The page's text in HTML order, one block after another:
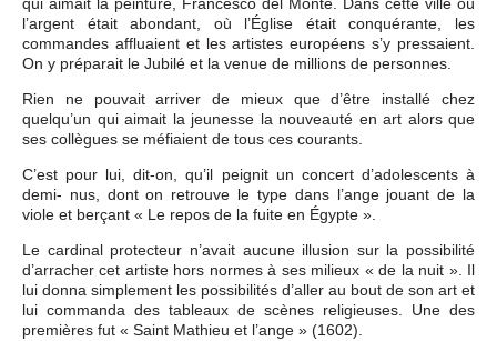
l’argent était abondant, où l’Église était conquérante, les
commandes affluaient et les artistes européens s’y pressaient.
On y préparait le Jubilé et la venue de millions de personnes.
Rien ne pouvait arriver de mieux que d’être installé chez
quelqu’un qui aimait la jeunesse la nouveauté en art alors que
ses collègues se méfiaient de tous ces courants.
C’est pour lui, dit-on, qu’il peignit un concert d’adolescents à
demi- nus, dont on retrouve le type dans l’ange jouant de la
viole et berçant « Le repos de la fuite en Égypte ».
Le cardinal protecteur n’avait aucune illusion sur la possibilité
d’arracher cet artiste hors normes à ses milieux « de la nuit ». Il
lui donna simplement les possibilités d’aller au bout de son art et
lui commanda des tableaux de scènes religieuses. Une des
premières fut « Saint Mathieu et l’ange » (1602).